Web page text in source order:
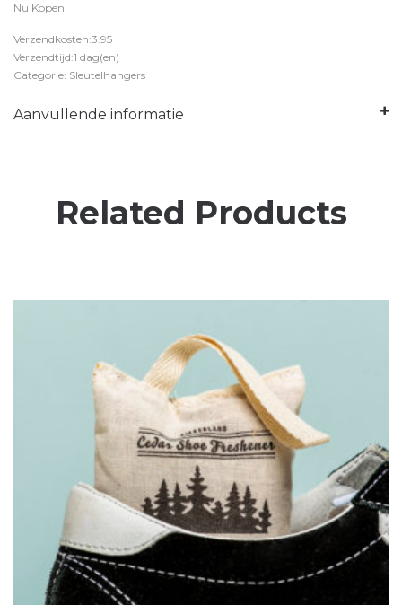
Nu Kopen
Verzendkosten:3.95
Verzendtijd:1 dag(en)
Categorie: Sleutelhangers
Aanvullende informatie
Related Products